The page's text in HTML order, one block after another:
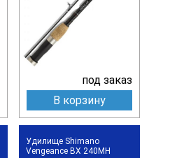
под заказ
В корзину
Удилище Shimano
Vengeance BX 240MH